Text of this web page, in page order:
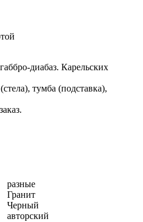
диабаз. Карельских
тумба (подставка),
разные
Гранит
Черный
авторский